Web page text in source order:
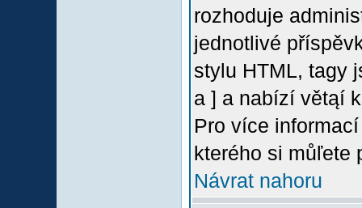
rozhoduje
jednotlivé
stylu HTML, tagy
a ] a nabízí větąí
Pro více
kterého si můľete
Návrat nahoru